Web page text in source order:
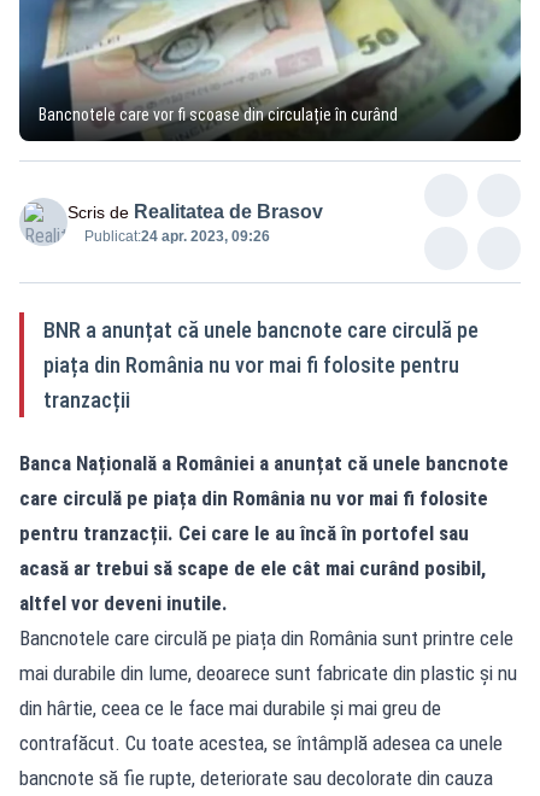
Bancnotele care vor fi scoase din circulație în curând
Scris de Realitatea de Brasov
Publicat:24 apr. 2023, 09:26
BNR a anunțat că unele bancnote care circulă pe
piața din România nu vor mai fi folosite pentru
tranzacții
Banca Națională a României a anunțat că unele bancnote
care circulă pe piața din România nu vor mai fi folosite
pentru tranzacții. Cei care le au încă în portofel sau
acasă ar trebui să scape de ele cât mai curând posibil,
altfel vor deveni inutile.
Bancnotele care circulă pe piața din România sunt printre cele
mai durabile din lume, deoarece sunt fabricate din plastic și nu
din hârtie, ceea ce le face mai durabile și mai greu de
contrafăcut. Cu toate acestea, se întâmplă adesea ca unele
bancnote să fie rupte, deteriorate sau decolorate din cauza